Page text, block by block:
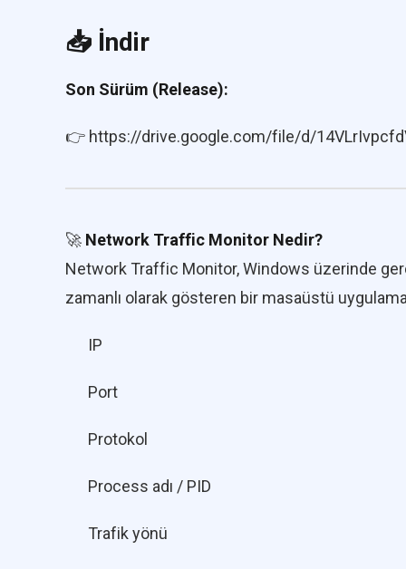
📥 İndir
Son Sürüm (Release):
👉 https://drive.google.com/file/d/
🚀 Network Traffic Monitor Nedir?
Network Traffic Monitor, Windows üzerinde
zamanlı olarak gösteren bir masaüstü
IP
Port
Protokol
Process adı / PID
Trafik yönü